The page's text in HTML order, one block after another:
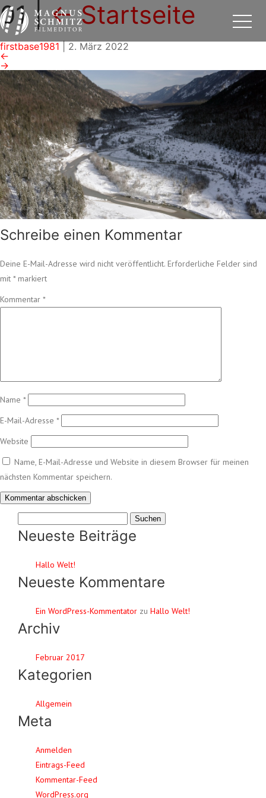
01| ←Startseite
firstbase1981
2. März 2022
←
→
Schreibe einen Kommentar
Deine E-Mail-Adresse wird nicht veröffentlicht. Erforderliche Felder sind
mit *markiert
Kommentar *
Name *
E-Mail-Adresse *
Website
Name, E-Mail-Adresse und Website in diesem Browser für meinen
nächsten Kommentar speichern.
nach:
Neueste Beiträge
Hallo Welt!
Neueste Kommentare
Ein WordPress-Kommentator zu Hallo Welt!
Archiv
Februar 2017
Kategorien
Allgemein
Meta
Anmelden
Eintrags-Feed
Kommentar-Feed
WordPress.org